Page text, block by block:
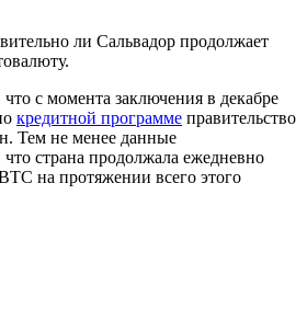
ли Сальвадор продолжает
что с момента заключения в декабре
кредитной программе правительство
Тем не менее данные
что страна продолжала ежедневно
на протяжении всего этого